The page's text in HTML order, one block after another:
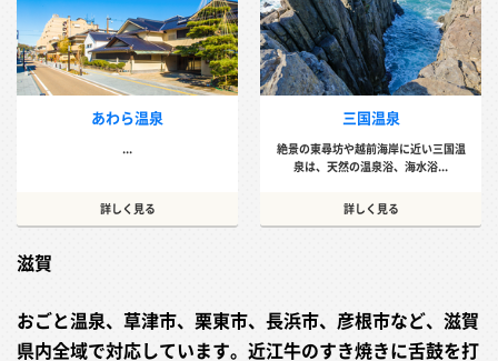
あわら温泉
...
詳しく見る
三国温泉
絶景の東尋坊や越前海岸に近い三国温
泉は、天然の温泉浴、海水浴...
詳しく見る
滋賀
おごと温泉、草津市、栗東市、長浜市、彦根市など、滋賀
県内全域で対応しています。近江牛のすき焼きに舌鼓を打